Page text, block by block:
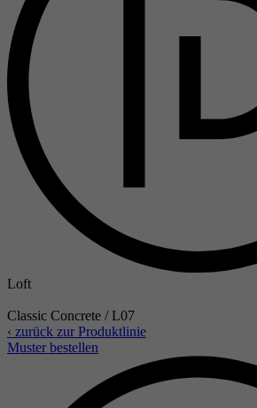
Loft
Classic Concrete / L07
‹ zurück zur Produktlinie
Muster bestellen